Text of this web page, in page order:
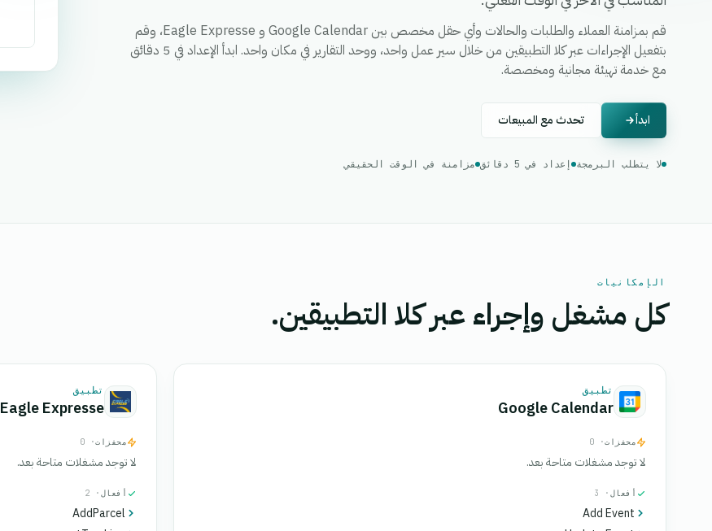
قم بمزامنة العملاء والطلبات والحالات وأي حقل مخصص بين Google Calendar و Eagle Expresse، وقم
بتفعيل الإجراءات عبر كلا التطبيقين من خلال سير عمل واحد، ووحد التقارير في مكان واحد. ابدأ الإعداد في 5 دقائق
مع خدمة تهيئة مجانية ومخصصة.
ابدأ تحدث مع المبيعات
لا يتطلب البرمجة إعداد في 5 دقائق مزامنة في الوقت الحقيقي
الإمكانيات
كل مشغل وإجراء عبر كلا التطبيقين.
تطبيق
Google Calendar
محفزات· 0
لا توجد مشغلات متاحة بعد.
أفعال · 3
Add Event
تطبيق
Eagle Expresse
محفزات· 0
لا توجد مشغلات متاحة بعد.
أفعال · 2
AddParcel